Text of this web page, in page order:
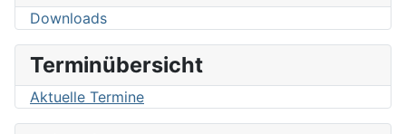
Downloads
Terminübersicht
Aktuelle Termine